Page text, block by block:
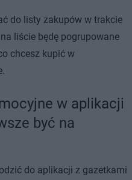
do listy zakupów w trakcie
liście będę pogrupowane
chcesz kupić w
w aplikacji
być na
do aplikacji z gazetkami